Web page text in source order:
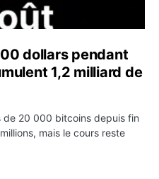
dollars pendant
1,2 milliard de
de 20 000 bitcoins depuis fin
mais le cours reste